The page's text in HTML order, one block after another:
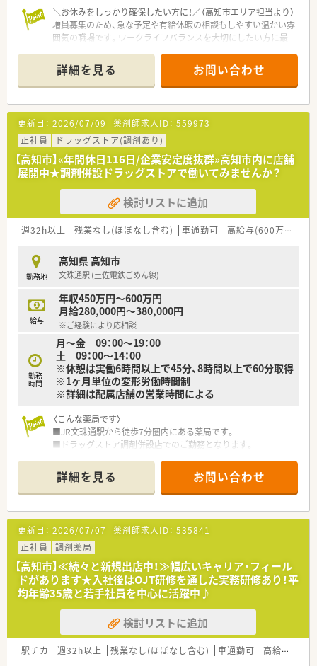
論して発表の題目を検討されています。
■1年に3回（3月、7月、11月）グループ内の薬剤師・看護師・ケアマ
ネージャー・看護師・事務職全ての職員を集めての勉強会を開か
専門家による接遇研修等も行われています。
■保険薬局での勤務未経験の方に対しても、電子薬歴の使用方法
や調剤報酬の算定方法等の教育カリキュラムをご準備されてい
■希望制となりますが、職員研修の一環として医療機関のご協力
のもと、4～6カ月の病院研修も行われています。
■調剤業務だけでなく、災害対策や野菜の販売等を通して地域貢
献を行われています。
＼お休みをしっかり確保したい方に！／（高知市エリア担当より）
増員募集のため、急な予定や有給休暇の相談もしやすい温かい雰
囲気の職場です。ワークライフバランスを大切にしたい方に最
【店舗情報と応需状況について】
■円行寺口駅から車で5分の立地で、小児科を中心に内科や皮膚
科など複数の医療機関から処方箋を応需しています。
■1日あたりの処方箋枚数は60枚から70枚程度で、地域に密着し
た薬局として多くの患者様に親しまれています。
■小児科特有の複雑な体重計算などは最新のシステムが自動で
行うため、計数調剤の負担が少なく集中できます。
【募集背景と求める人物像について】
■スタッフの皆様がより柔軟にお休みを取得できる体制を整え
るため、今回は将来を見据えた増員募集を行います。
■年齢や性別だけでなく経験の有無も一切問いませんので、周囲
と協力しながら明るく勤務できる方を募ります。
る、ホスピタリティ溢れる方を歓迎いたします。
【法人特徴について】
■高知市内を中心に地域密着型の店舗展開を行っており、地元の
方々に安心を届ける医療サービスを提供しています。
■社長自らも薬剤師として現場に立ち、スタッフと同じ目線で業
務に取り組む非常に風通しの良い組織文化です。
■地域に根ざした経営を行っているため店舗異動は基本的に発
生せず、同じ場所で長く腰を据えて勤務可能です。
【求人情報について】
■年収は経験やスキルを考慮し500万円から580万円まで提示可
■週32時間以上の勤務を基本とした正社員採用となっており、
安定した雇用環境でキャリアを築くことが可能です。
■電子薬歴や監査システムなど業務を支える設備が整っており、
効率的に調剤業務を進められる環境があります。
詳細を見る お問い合わせ
更新日： 2026/07/09 薬剤師求人ID： 559973
正社員
ドラッグストア(調剤あり)
【高知市】«年間休日116日/企業安定度抜群»高知市内に店舗
展開中★調剤併設ドラッグストアで働いてみませんか？
検討リストに追加
週32h以上 残業なし(ほぼなし含む) 車通勤可 高給与(600万円以上)
勤務地
高知県 高知市
文珠通駅 (土佐電鉄ごめん線)
給与
年収450万円～600万円
月給280,000円～380,000円
※ご経験により応相談
勤務
時間
月～金 09：00〜19：00
土 09：00〜14：00
※休憩は実働6時間以上で45分、8時間以上で60分取得
※1ヶ月単位の変形労働時間制
※詳細は配属店舗の営業時間による
〈こんな薬局です〉
■JR文珠通駅から徒歩7分圏内にある薬局です。
■ドラッグストア調剤併設店でのご勤務となります。
■薬剤師2名、事務1名体制です。
〈業務内容〉
■OTC医薬品の販売に関する販売・接客・レジ業務。
■調剤業務、レセコンを用いての処方箋入力などをお願いしま
す。
〈法人概要〉
■創業205周年を迎える総合健康企業です。
■高知県内でドラッグストアを経営し、調剤併設店も展開してい
ます。
■医薬品から日用品、化粧品等も取扱があり幅広い業務に触れる
ことができます。
■薬剤師は新しいポストとなりますので、新たな挑戦をしたい方
に最適の環境です。調剤ご経験者であれば高年収が狙えます。
詳細を見る お問い合わせ
更新日： 2026/07/07 薬剤師求人ID： 535841
正社員
調剤薬局
【高知市】≪続々と新規出店中！≫幅広いキャリア・フィール
ドがあります★入社後はOJT研修を通した実務研修あり！平
均年齢35歳と若手社員を中心に活躍中♪
検討リストに追加
駅チカ 週32h以上 残業なし(ほぼなし含む) 車通勤可 高給与(600万円以上)